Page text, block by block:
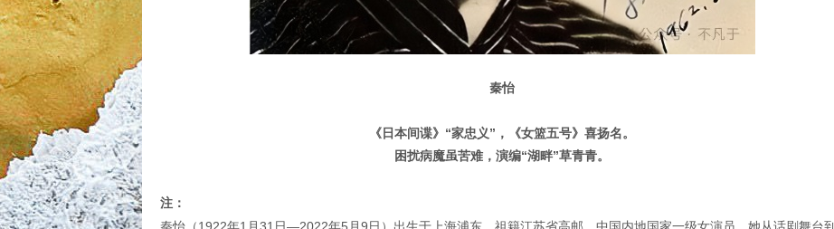
秦怡
《日本间谍》“家忠义”，《女篮五号》喜扬名。
困扰病魔虽苦难，演编“湖畔”草青青。
注：